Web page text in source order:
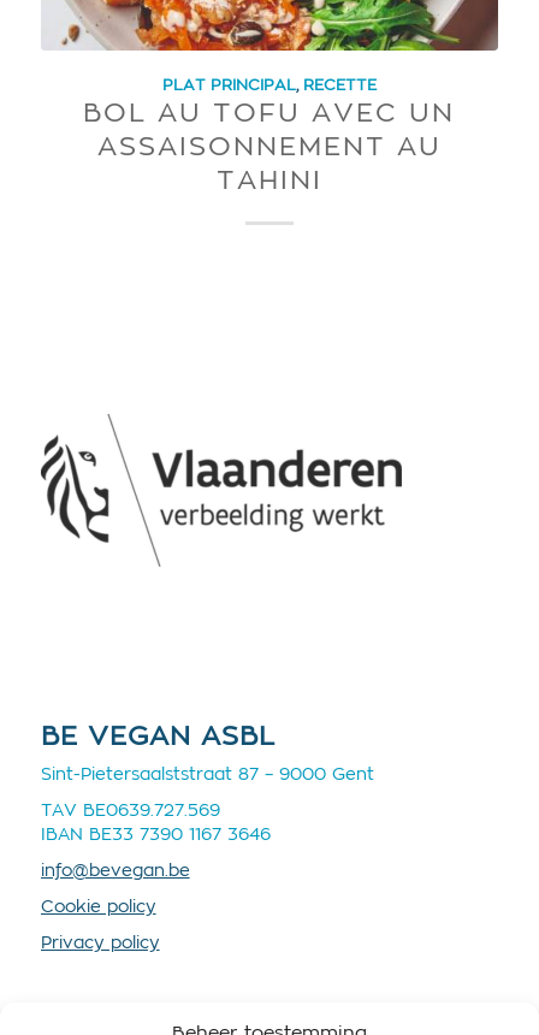
PLAT PRINCIPAL, RECETTE
BOL AU TOFU AVEC UN
ASSAISONNEMENT AU
TAHINI
BE VEGAN ASBL
Sint-Pietersaalststraat 87 – 9000 Gent
TAV BE0639.727.569
IBAN BE33 7390 1167 3646
info@bevegan.be
Cookie policy
Privacy policy